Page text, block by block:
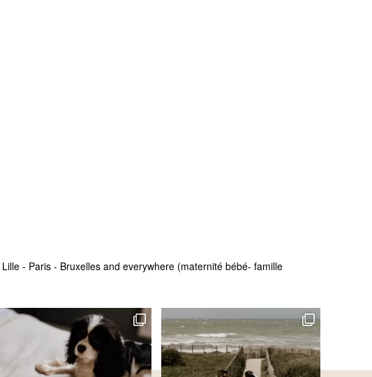
Lille - Paris - Bruxelles and everywhere (maternité bébé- famille